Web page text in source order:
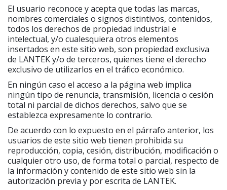
El usuario reconoce y acepta que todas las marcas,
nombres comerciales o signos distintivos, contenidos,
todos los derechos de propiedad industrial e
intelectual, y/o cualesquiera otros elementos
insertados en este sitio web, son propiedad exclusiva
de LANTEK y/o de terceros, quienes tiene el derecho
exclusivo de utilizarlos en el tráfico económico.
En ningún caso el acceso a la página web implica
ningún tipo de renuncia, transmisión, licencia o cesión
total ni parcial de dichos derechos, salvo que se
establezca expresamente lo contrario.
De acuerdo con lo expuesto en el párrafo anterior, los
usuarios de este sitio web tienen prohibida su
reproducción, copia, cesión, distribución, modificación o
cualquier otro uso, de forma total o parcial, respecto de
la información y contenido de este sitio web sin la
autorización previa y por escrita de LANTEK.